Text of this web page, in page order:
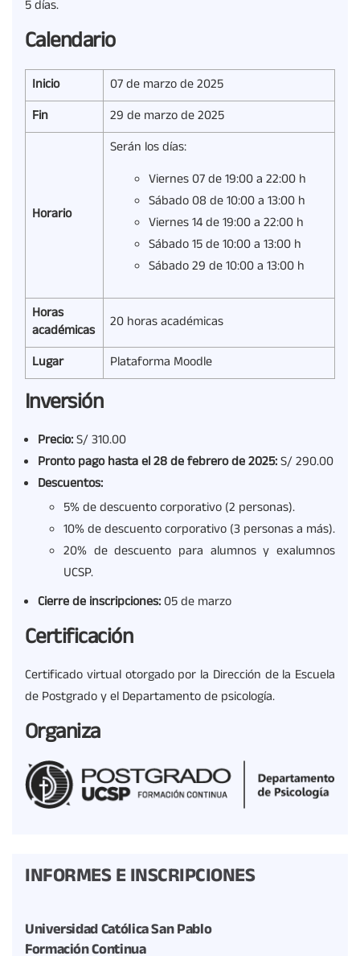
5 días.
Calendario
Inicio
07 de marzo de 2025
Fin
29 de marzo de 2025
Horario
Serán los días:
Viernes 07 de 19:00 a 22:00 h
Sábado 08 de 10:00 a 13:00 h
Viernes 14 de 19:00 a 22:00 h
Sábado 15 de 10:00 a 13:00 h
Sábado 29 de 10:00 a 13:00 h
Horas
académicas
20 horas académicas
Lugar
Plataforma Moodle
Inversión
Precio:S/ 310.00
Pronto pago hasta el 28 de febrero de 2025:S/ 290.00
Descuentos:
5% de descuento corporativo (2 personas).
10% de descuento corporativo (3 personas a más).
20% de descuento para alumnos y exalumnos
UCSP.
Cierre de inscripciones:05 de marzo
Certificación
Certificado virtual otorgado por la Dirección de la Escuela
de Postgrado y el Departamento de psicología.
Organiza
INFORMES E INSCRIPCIONES
Universidad Católica San Pablo
Formación Continua